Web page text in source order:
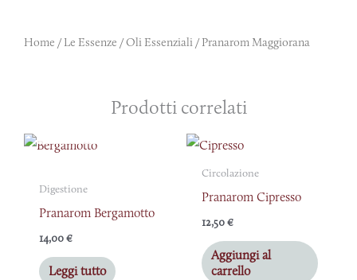
Home /Le Essenze /Oli Essenziali / Pranarom Maggiorana
Prodotti correlati
Digestione
Pranarom Bergamotto
14,00€
Leggi tutto
Circolazione
Pranarom Cipresso
12,50€
Aggiungi al
carrello